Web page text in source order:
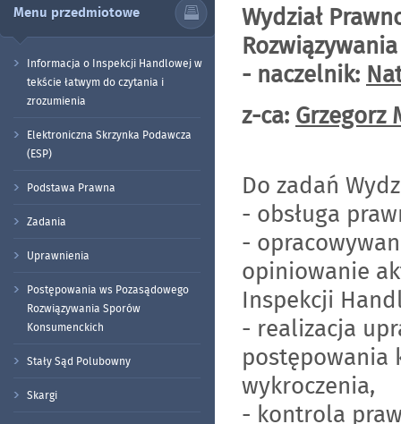
Menu przedmiotowe
Informacja o Inspekcji Handlowej w
tekście łatwym do czytania i
zrozumienia
Elektroniczna Skrzynka Podawcza
(ESP)
Podstawa Prawna
Zadania
Uprawnienia
Postępowania ws Pozasądowego
Rozwiązywania Sporów
Konsumenckich
Stały Sąd Polubowny
Skargi
Wydział
- naczelnik:
z-ca: Grzegorz
Do zadań
- obsługa
-
opiniowanie
Inspekcji
- realizacja
postępowania
wykroczenia,
- kontrola